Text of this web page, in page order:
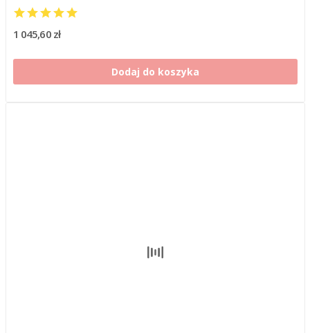
1 045,60 zł
Dodaj do koszyka